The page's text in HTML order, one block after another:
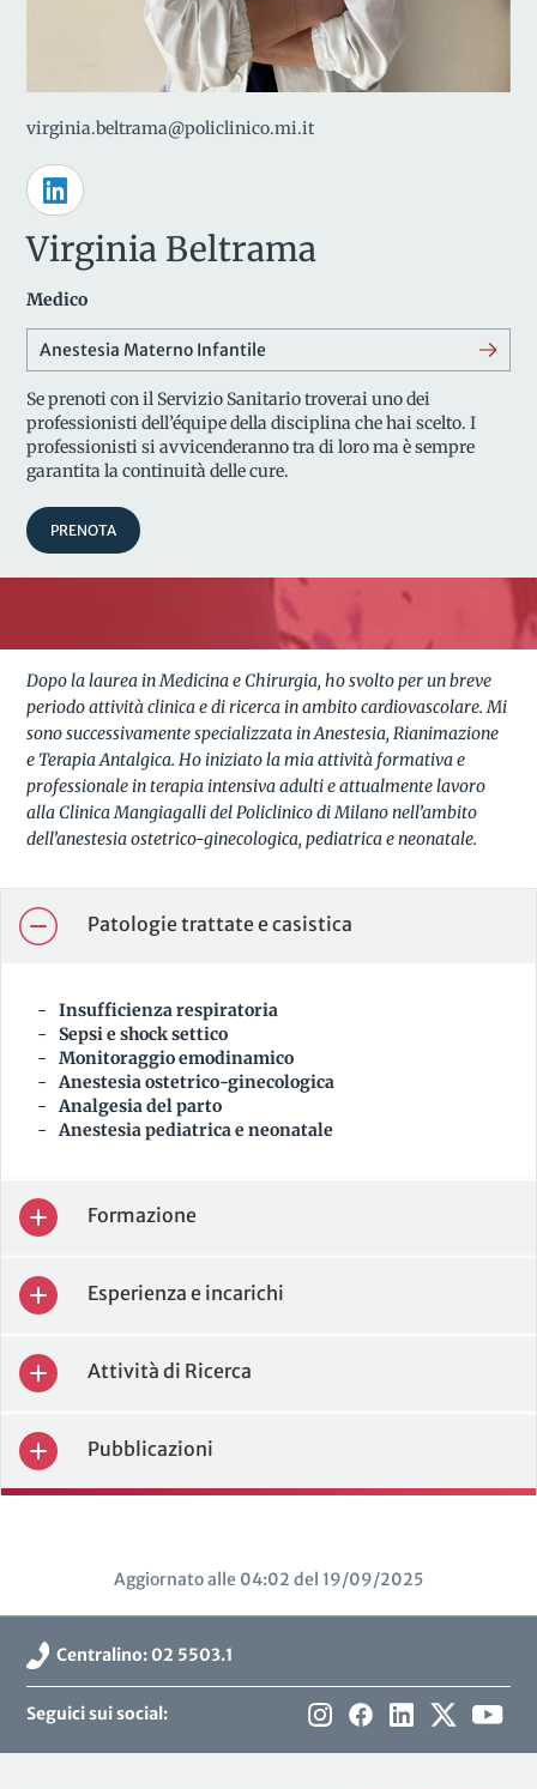
virginia.beltrama@policlinico.mi.it
Virginia Beltrama
Medico
Anestesia Materno Infantile
Se prenoti con il Servizio Sanitario troverai uno dei
professionisti dell’équipe della disciplina che hai scelto. I
professionisti si avvicenderanno tra di loro ma è sempre
garantita la continuità delle cure.
PRENOTA
Dopo la laurea in Medicina e Chirurgia, ho svolto per un breve
periodo attività clinica e di ricerca in ambito cardiovascolare. Mi
sono successivamente specializzata in Anestesia, Rianimazione
e Terapia Antalgica. Ho iniziato la mia attività formativa e
professionale in terapia intensiva adulti e attualmente lavoro
alla Clinica Mangiagalli del Policlinico di Milano nell’ambito
dell’anestesia ostetrico-ginecologica, pediatrica e neonatale.
Patologie trattate e casistica
Insufficienza respiratoria
Sepsi e shock settico
Monitoraggio emodinamico
Anestesia ostetrico-ginecologica
Analgesia del parto
Anestesia pediatrica e neonatale
Formazione
Esperienza e incarichi
Attività di Ricerca
Pubblicazioni
Aggiornato alle 04:02 del 19/09/2025
Centralino: 02 5503.1
Seguici sui social: